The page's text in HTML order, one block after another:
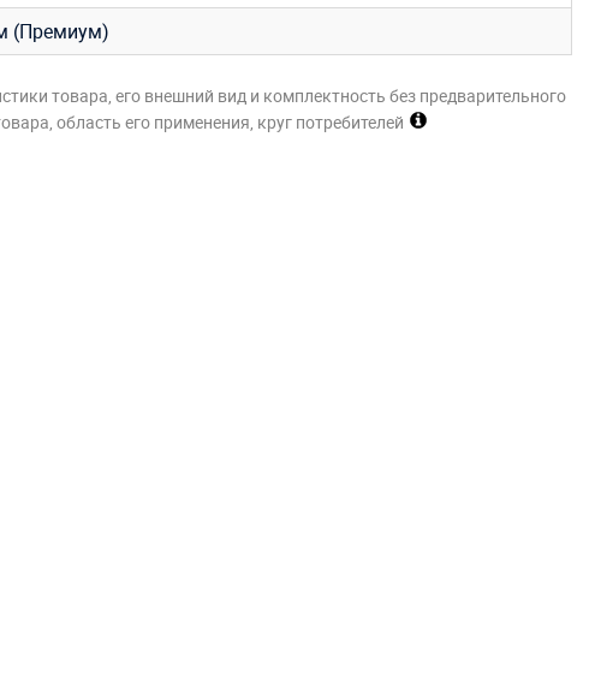
(Премиум)
товара, его внешний вид и комплектность без предварительного
область его применения, круг потребителей